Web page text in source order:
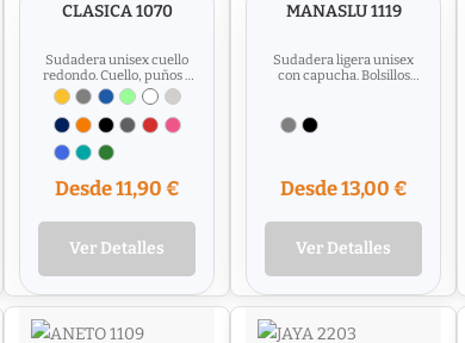
CLASICA 1070
Sudadera unisex cuello
redondo. Cuello, puños y
cinturilla en canalé 2x1
con elastano....
Desde 11,90 €
Ver Detalles
MANASLU 1119
Sudadera ligera unisex
con capucha. Bolsillos
Desde 13,00 €
Ver Detalles